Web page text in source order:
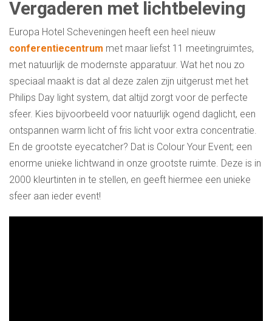
Vergaderen met lichtbeleving
Europa Hotel Scheveningen heeft een heel nieuw
conferentiecentrum met maar liefst 11 meetingruimtes,
met natuurlijk de modernste apparatuur. Wat het nou zo
speciaal maakt is dat al deze zalen zijn uitgerust met het
Philips Day light system, dat altijd zorgt voor de perfecte
sfeer. Kies bijvoorbeeld voor natuurlijk ogend daglicht, een
ontspannen warm licht of fris licht voor extra concentratie.
En de grootste eyecatcher? Dat is Colour Your Event; een
enorme unieke lichtwand in onze grootste ruimte. Deze is in
2000 kleurtinten in te stellen, en geeft hiermee een unieke
sfeer aan ieder event!